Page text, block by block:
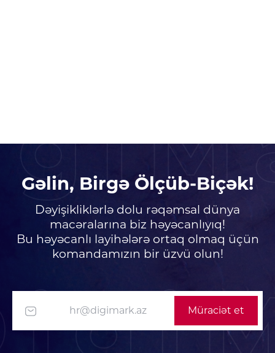
Gəlin, Birgə Ölçüb-Biçək!
Dəyişikliklərlə dolu rəqəmsal dünya
macəralarına biz həyəcanlıyıq!
Bu həyəcanlı layihələrə ortaq olmaq üçün
komandamızın bir üzvü olun!
Müraciət et